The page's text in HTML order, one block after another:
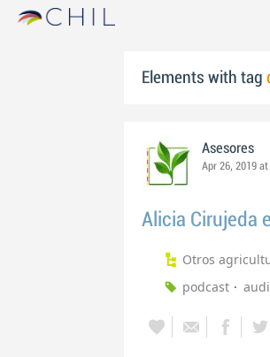
Elements with tag
Asesores
Apr 26, 2019
Alicia Cirujeda
Otros
podcast